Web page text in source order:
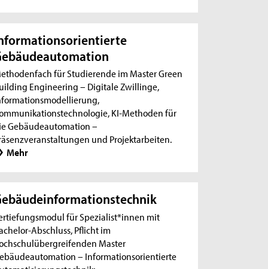
für Studierende im Master Green
Engineering – Digitale Zwillinge,
KI-Methoden für
Gebäudeautomation –
und Projektarbeiten.
Mehr
für Spezialist*innen mit
Abschluss, Pflicht im
Master
– Informationsorientierte